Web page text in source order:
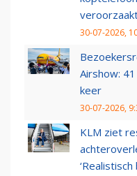
30-07-2026,
Airshow:
keer
30-07-2026,
KLM ziet
‘Realistisch